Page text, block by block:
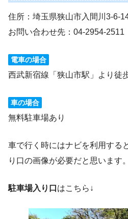
住所：埼玉県狭山市入間川3-6-
お問い合わせ先：04-2954-2511
電車の場合
西武新宿線「狭山市駅」より徒
車の場合
無料駐車場あり
車で行く時にはナビを利用する
り口の画像が必要だと思います。
駐車場入り口 はこちら↓